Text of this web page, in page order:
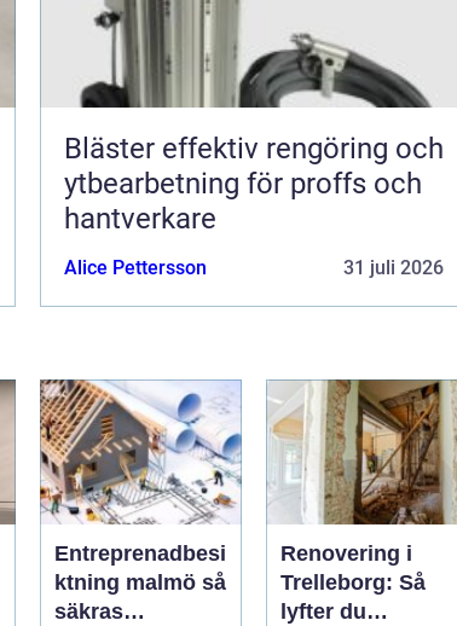
Bläster effektiv rengöring och
ytbearbetning för proffs och
hantverkare
Alice Pettersson 31 juli 2026
Entreprenadbesi
ktning malmö så
säkras
Renovering i
Trelleborg: Så
lyfter du